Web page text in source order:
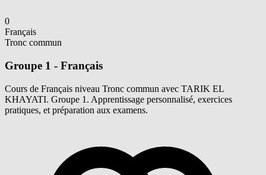
0
Français
Tronc commun
Groupe 1 - Français
Cours de Français niveau Tronc commun avec TARIK EL
KHAYATI. Groupe 1. Apprentissage personnalisé, exercices
pratiques, et préparation aux examens.